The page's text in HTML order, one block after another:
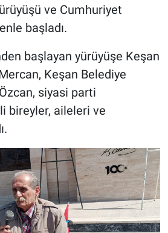
ve Cumhuriyet
başladı.
başlayan yürüyüşe Keşan
Keşan Belediye
siyasi parti
bireyler, aileleri ve